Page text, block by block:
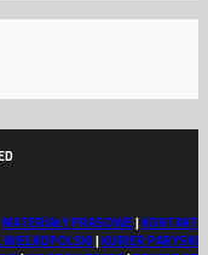
MATERIAŁY PRASOWE|KONTAKT
|KURIER PARYSKI